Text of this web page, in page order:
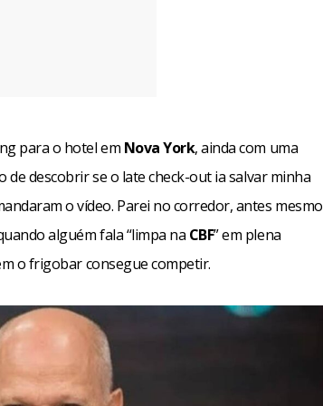
para o hotel em Nova York, ainda com uma
de descobrir se o late check-out ia salvar minha
o vídeo. Parei no corredor, antes mesmo
alguém fala “limpa na CBF” em plena
o frigobar consegue competir.